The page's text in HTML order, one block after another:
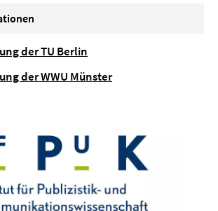
der TU Berlin
der WWU Münster